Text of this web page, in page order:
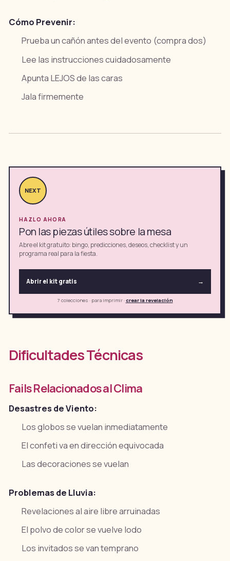
Cómo Prevenir:
Prueba un cañón antes del evento (compra dos)
Lee las instrucciones cuidadosamente
Apunta LEJOS de las caras
Jala firmemente
NEXT
HAZLO AHORA
Pon las piezas útiles sobre la mesa
Abre el kit gratuito: bingo, predicciones, deseos, checklist y un
programa real para la fiesta.
Abrir el kit gratis →
7 colecciones · para imprimir·crear la revelación
Dificultades Técnicas
Fails Relacionados al Clima
Desastres de Viento:
Los globos se vuelan inmediatamente
El confeti va en dirección equivocada
Las decoraciones se vuelan
Problemas de Lluvia:
Revelaciones al aire libre arruinadas
El polvo de color se vuelve lodo
Los invitados se van temprano